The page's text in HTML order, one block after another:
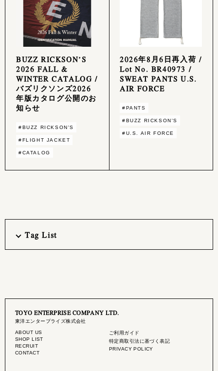
BUZZ RICKSON’S
2026 FALL &
WINTER CATALOG /
バズリクソンズ2026
年版カタログ公開のお
知らせ
#BUZZ RICKSON'S
#FLIGHT JACKET
#CATALOG
2026年8月6日再入荷 /
Lot No. BR40973 /
SWEAT PANTS U.S.
AIR FORCE
#PANTS
#BUZZ RICKSON'S
#U.S. AIR FORCE
Tag List
TOYO ENTERPRISE COMPANY LTD.
東洋エンタープライズ株式会社
ABOUT US
SHOP LIST
RECRUIT
CONTACT
ご利用ガイド
特定商取引法に基づく表記
PRIVACY POLICY